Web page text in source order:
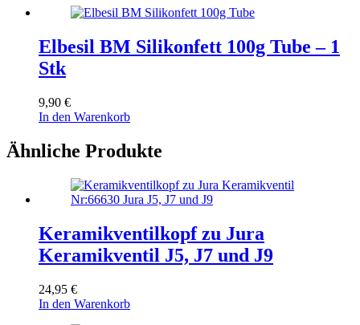
Elbesil BM Silikonfett 100g Tube – 1
Stk
9,90 €
In den Warenkorb
Ähnliche Produkte
Keramikventilkopf zu Jura
Keramikventil J5, J7 und J9
24,95 €
In den Warenkorb